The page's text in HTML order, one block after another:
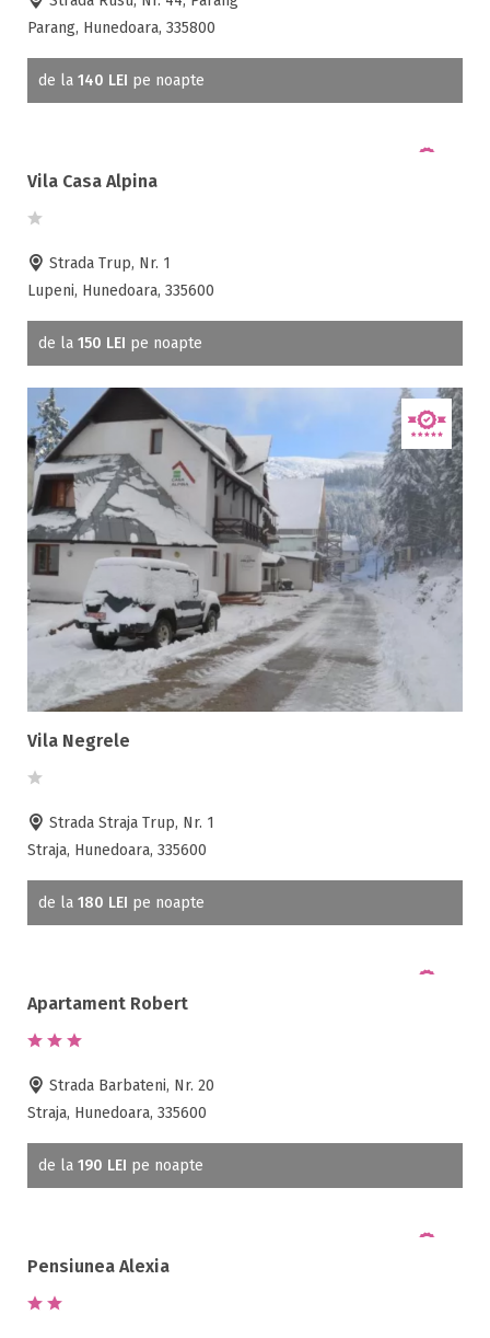
Campu lui Neag ( 5 )
Rausor ( 8 )
Parcare
Plata cu cardul
Restaurant
All inclusive
Pensiune completa
Demipensiune
Mic dejun
Accepta animale
Accepta voucher vacanta
Acces bucatarie
Acces persoane cu dizabilități
ATV
Bar
Cablu tv
Cazino
Ceaun
Discoteca
Echitatie
Frigider
Gradina / curte
Jacuzzi
Lac
Parang, Hunedoara, 335800
de la 140 LEI pe noapte
Vila Casa Alpina
Strada Trup, Nr. 1
Lupeni, Hunedoara, 335600
de la 150 LEI pe noapte
Vila Negrele
Strada Straja Trup, Nr. 1
Straja, Hunedoara, 335600
de la 180 LEI pe noapte
Apartament Robert
Strada Barbateni, Nr. 20
Straja, Hunedoara, 335600
de la 190 LEI pe noapte
Pensiunea Alexia